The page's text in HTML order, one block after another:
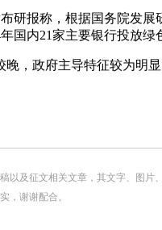
报称，根据国务院发展
国内21家主要银行投放绿
政府主导特征较为明显
以及征文相关文章，其文字、图片
，谢谢配合。